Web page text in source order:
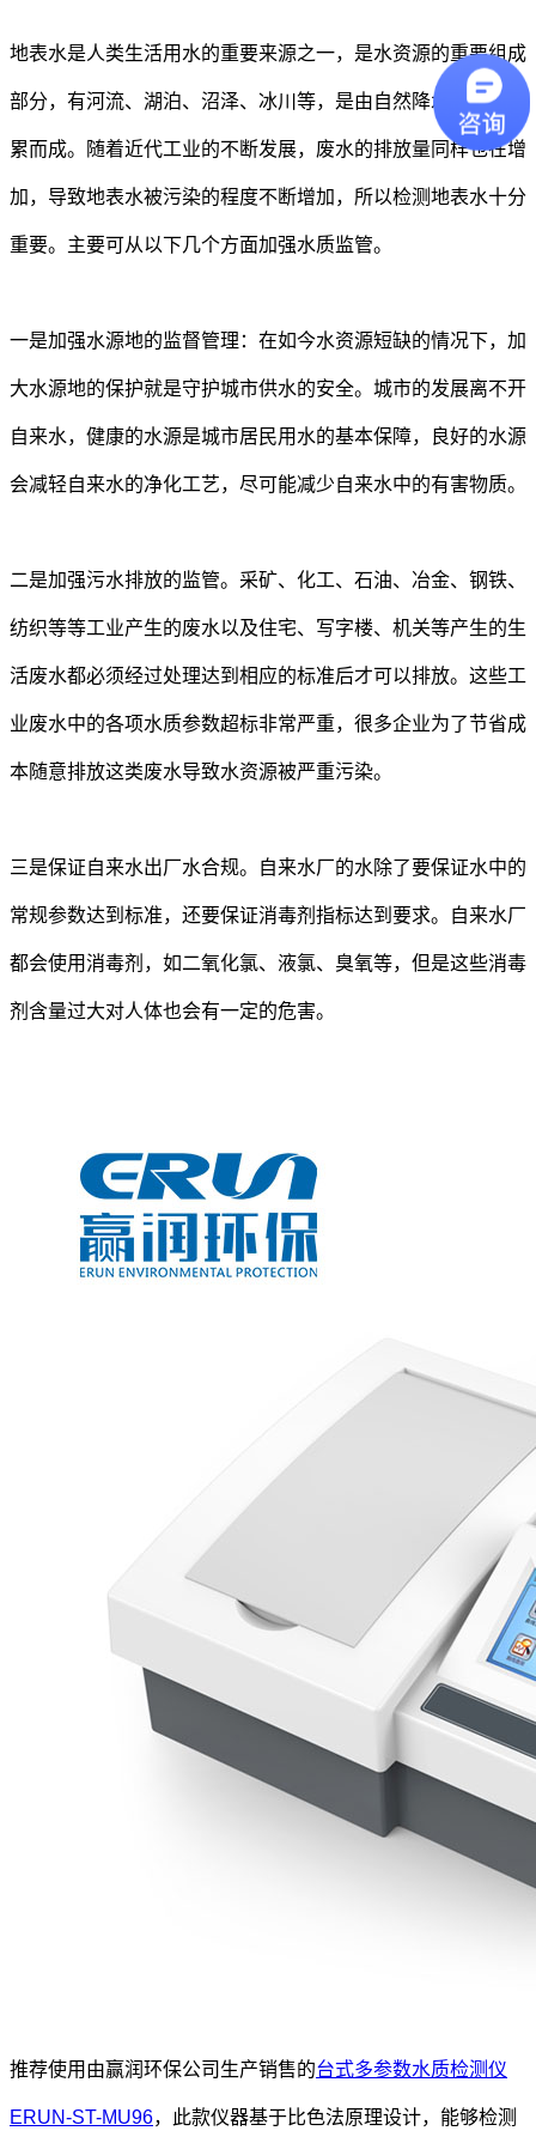
地表水是人类生活用水的重要来源之一，是水资源的重要组成
部分，有河流、湖泊、沼泽、冰川等，是由自然降水和降雪积
累而成。随着近代工业的不断发展，废水的排放量同样也在增
加，导致地表水被污染的程度不断增加，所以检测地表水十分
重要。主要可从以下几个方面加强水质监管。
一是加强水源地的监督管理：在如今水资源短缺的情况下，加
大水源地的保护就是守护城市供水的安全。城市的发展离不开
自来水，健康的水源是城市居民用水的基本保障，良好的水源
会减轻自来水的净化工艺，尽可能减少自来水中的有害物质。
二是加强污水排放的监管。采矿、化工、石油、冶金、钢铁、
纺织等等工业产生的废水以及住宅、写字楼、机关等产生的生
活废水都必须经过处理达到相应的标准后才可以排放。这些工
业废水中的各项水质参数超标非常严重，很多企业为了节省成
本随意排放这类废水导致水资源被严重污染。
三是保证自来水出厂水合规。自来水厂的水除了要保证水中的
常规参数达到标准，还要保证消毒剂指标达到要求。自来水厂
都会使用消毒剂，如二氧化氯、液氯、臭氧等，但是这些消毒
剂含量过大对人体也会有一定的危害。
推荐使用由赢润环保公司生产销售的台式多参数水质检测仪
ERUN-ST-MU96，此款仪器基于比色法原理设计，能够检测